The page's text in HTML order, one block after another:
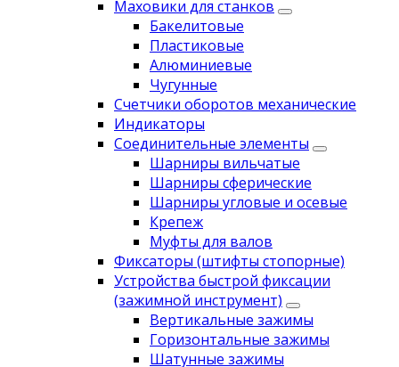
Маховики для станков
Бакелитовые
Пластиковые
Алюминиевые
Чугунные
Счетчики оборотов механические
Индикаторы
Соединительные элементы
Шарниры вильчатые
Шарниры сферические
Шарниры угловые и осевые
Крепеж
Муфты для валов
Фиксаторы (штифты стопорные)
Устройства быстрой фиксации
(зажимной инструмент)
Вертикальные зажимы
Горизонтальные зажимы
Шатунные зажимы